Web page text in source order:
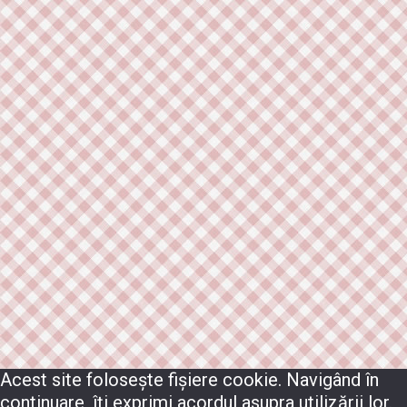
Acest site folosește fișiere cookie. Navigând în
continuare, îți exprimi acordul asupra utilizării lor.